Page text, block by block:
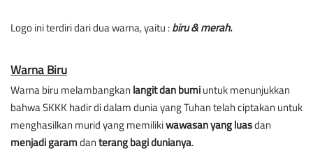
Logo ini terdiri dari dua warna, yaitu : biru & merah.
Warna Biru
Warna biru melambangkan langit dan bumi untuk menunjukkan
bahwa SKKK hadir di dalam dunia yang Tuhan telah ciptakan untuk
menghasilkan murid yang memiliki wawasan yang luas
menjadi garam dan terang bagi dunianya.